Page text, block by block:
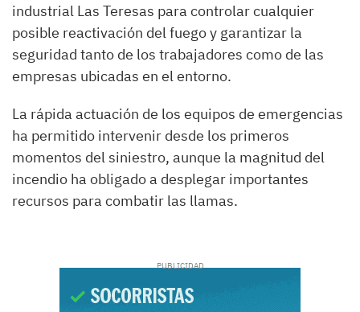
industrial Las Teresas para controlar cualquier
posible reactivación del fuego y garantizar la
seguridad tanto de los trabajadores como de las
empresas ubicadas en el entorno.
La rápida actuación de los equipos de emergencias
ha permitido intervenir desde los primeros
momentos del siniestro, aunque la magnitud del
incendio ha obligado a desplegar importantes
recursos para combatir las llamas.